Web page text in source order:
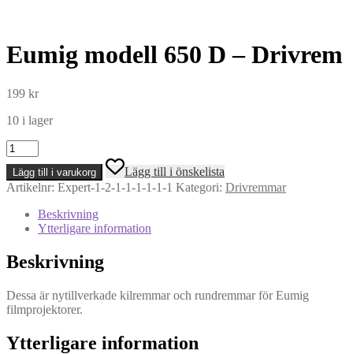
Eumig modell 650 D – Drivrem
199 kr
10 i lager
Eumig
modell
650
D
Drivrem
mängd
Lägg till i varukorg
Lägg till i önskelista
Artikelnr: Expert-1-2-1-1-1-1-1-1 Kategori: Drivremmar
Beskrivning
Ytterligare information
Beskrivning
Dessa är nytillverkade kilremmar och rundremmar för Eumig
filmprojektorer.
Ytterligare information